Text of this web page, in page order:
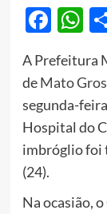
A Prefeitura
deMato
segunda-
Hospital do
imbróglio foi
(24).
Na ocasião,